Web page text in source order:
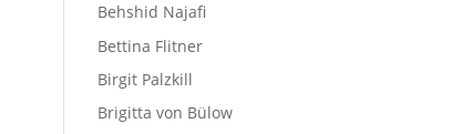
Behshid Najafi
Bettina Flitner
Birgit Palzkill
Brigitta von Bülow